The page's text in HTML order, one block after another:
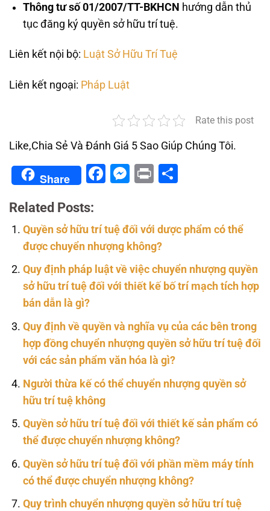
Thông tư số 01/2007/TT-BKHCN hướng dẫn thủ
tục đăng ký quyền sở hữu trí tuệ.
Liên kết nội bộ: Luật Sở Hữu Trí Tuệ
Liên kết ngoại: Pháp Luật
Rate this post
Like,Chia Sẻ Và Đánh Giá 5 Sao Giúp Chúng Tôi.
Share Facebook
Messenger
Print
Related Posts:
Quyền sở hữu trí tuệ đối với dược phẩm có thể
được chuyển nhượng không?
Quy định pháp luật về việc chuyển nhượng quyền
sở hữu trí tuệ đối với thiết kế bố trí mạch tích hợp
bán dẫn là gì?
Quy định về quyền và nghĩa vụ của các bên trong
hợp đồng chuyển nhượng quyền sở hữu trí tuệ đối
với các sản phẩm văn hóa là gì?
Người thừa kế có thể chuyển nhượng quyền sở
hữu trí tuệ không
Quyền sở hữu trí tuệ đối với thiết kế sản phẩm có
thể được chuyển nhượng không?
Quyền sở hữu trí tuệ đối với phần mềm máy tính
có thể được chuyển nhượng không?
Quy trình chuyển nhượng quyền sở hữu trí tuệ